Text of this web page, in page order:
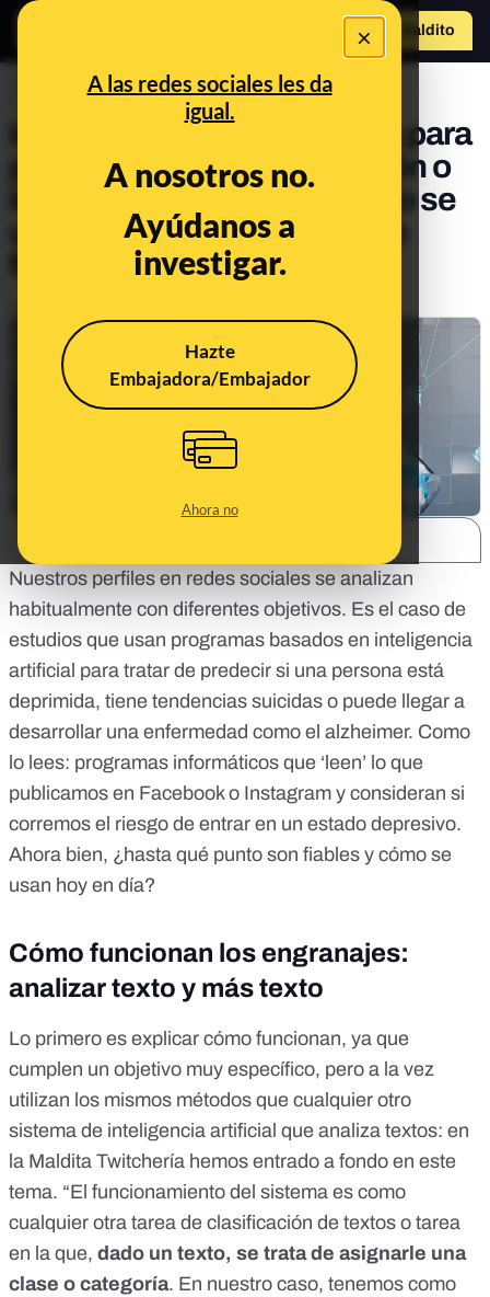
×
A las redes sociales les da
igual.
A nosotros no.
Ayúdanos a
investigar.
Hazte
Embajadora/Embajador
Ahora no
Hazte Maldito
PREBUNKING
Inteligencia artificial usada para
predecir casos de depresión o
intentos de suicidio: ¿cómo se
usan y hasta qué punto son
Nuestros perfiles en redes sociales se analizan
habitualmente con diferentes objetivos. Es el caso de
estudios que usan programas basados en inteligencia
artificial para tratar de predecir si una persona está
deprimida, tiene tendencias suicidas o puede llegar a
desarrollar una enfermedad como el alzheimer. Como
lo lees: programas informáticos que ‘leen’ lo que
publicamos en Facebook o Instagram y consideran si
corremos el riesgo de entrar en un estado depresivo.
Ahora bien, ¿hasta qué punto son fiables y cómo se
usan hoy en día?
Cómo funcionan los engranajes:
analizar texto y más texto
Lo primero es explicar cómo funcionan, ya que
cumplen un objetivo muy específico, pero a la vez
utilizan los mismos métodos que cualquier otro
sistema de inteligencia artificial que analiza textos: en
la Maldita Twitchería hemos entrado a fondo en este
tema. “El funcionamiento del sistema es como
cualquier otra tarea de clasificación de textos o tarea
en la que, dado un texto, se trata de asignarle una
clase o categoría. En nuestro caso, tenemos como